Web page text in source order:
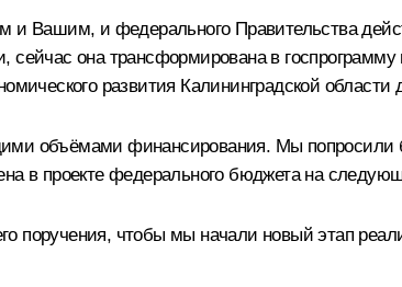
Вашим, и федерального Правительства
она трансформирована в
развития Калининградской области
объёмами финансирования. Мы
в проекте федерального бюджета на
чтобы мы начали новый этап